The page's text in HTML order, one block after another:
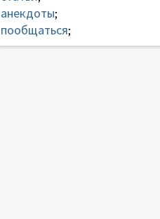
анекдоты;
пообщаться;